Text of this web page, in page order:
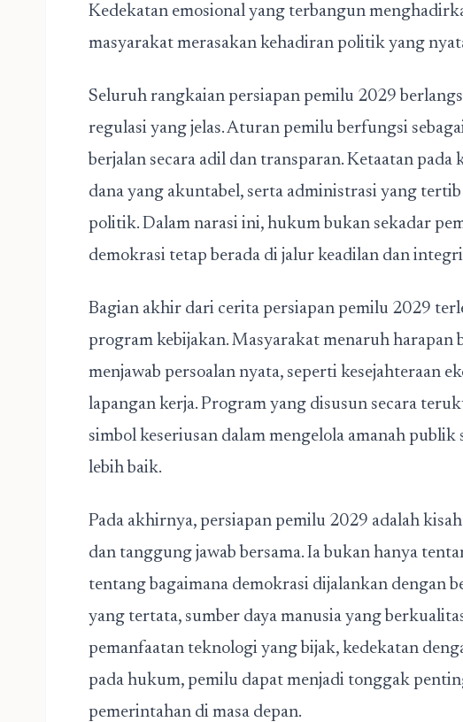
Kedekatan emosional yang terbangun
masyarakat merasakan kehadiran politik yang
Seluruh rangkaian persiapan pemilu 2029
regulasi yang jelas. Aturan pemilu berfungsi
berjalan secara adil dan transparan. Ketaatan
dana yang akuntabel, serta administrasi yang
politik. Dalam narasi ini, hukum bukan sekadar
demokrasi tetap berada di jalur keadilan dan
Bagian akhir dari cerita persiapan pemilu 2029
program kebijakan. Masyarakat menaruh harapan
menjawab persoalan nyata, seperti kesejahteraan
lapangan kerja. Program yang disusun secara
simbol keseriusan dalam mengelola amanah
lebih baik.
Pada akhirnya, persiapan pemilu 2029 adalah
dan tanggung jawab bersama. Ia bukan hanya
tentang bagaimana demokrasi dijalankan dengan
yang tertata, sumber daya manusia yang
pemanfaatan teknologi yang bijak, kedekatan
pada hukum, pemilu dapat menjadi tonggak
pemerintahan di masa depan.